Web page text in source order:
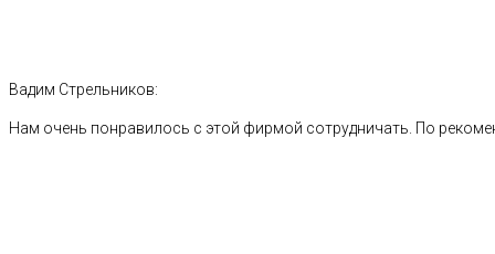
Вадим Стрельников:
Нам очень понравилось с этой фирмой сотрудничать. По